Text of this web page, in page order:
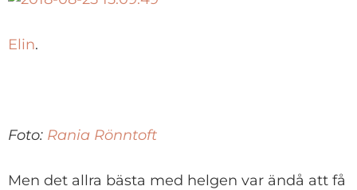
Elin.
Foto: Rania Rönntoft
Men det allra bästa med helgen var ändå att få